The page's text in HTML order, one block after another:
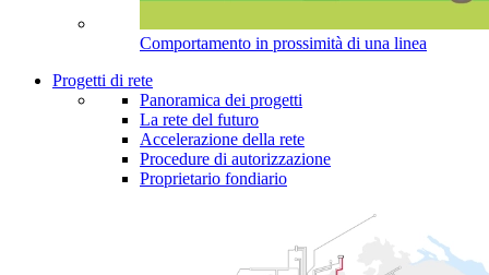
Comportamento in prossimità di una linea
Progetti di rete
Panoramica dei progetti
La rete del futuro
Accelerazione della rete
Procedure di autorizzazione
Proprietario fondiario